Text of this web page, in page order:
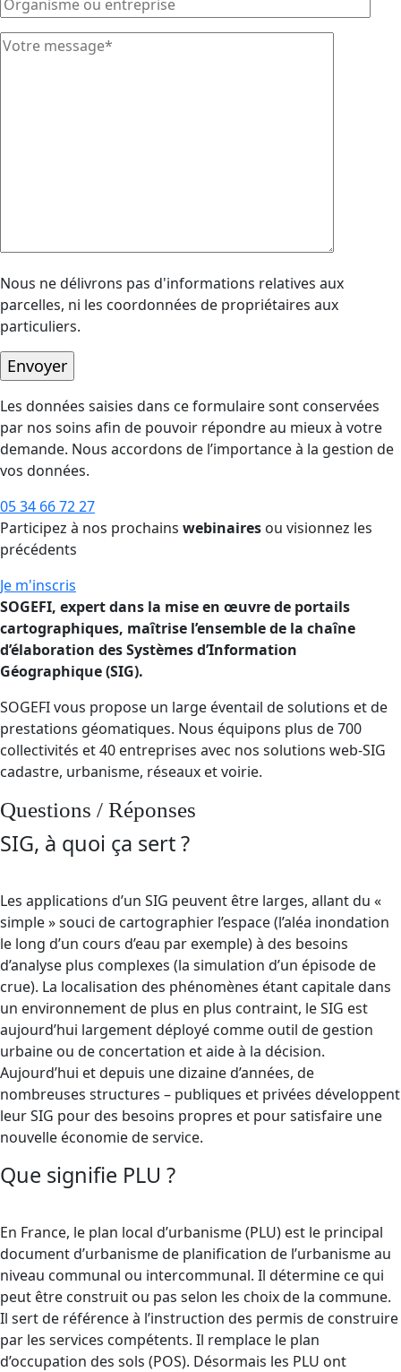
Nous ne délivrons pas d'informations relatives aux
parcelles, ni les coordonnées de propriétaires aux
particuliers.
Les données saisies dans ce formulaire sont conservées
par nos soins afin de pouvoir répondre au mieux à votre
demande. Nous accordons de l’importance à la gestion de
vos données.
05 34 66 72 27
Participez à nos prochains webinaires ou visionnez les
précédents
Je m'inscris
SOGEFI, expert dans la mise en œuvre de portails
cartographiques, maîtrise l’ensemble de la chaîne
d’élaboration des Systèmes d’Information
Géographique (SIG).
SOGEFI vous propose un large éventail de solutions et de
prestations géomatiques. Nous équipons plus de 700
collectivités et 40 entreprises avec nos solutions web-SIG
cadastre, urbanisme, réseaux et voirie.
Questions / Réponses
SIG, à quoi ça sert ?
Les applications d’un SIG peuvent être larges, allant du «
simple » souci de cartographier l’espace (l’aléa inondation
le long d’un cours d’eau par exemple) à des besoins
d’analyse plus complexes (la simulation d’un épisode de
crue). La localisation des phénomènes étant capitale dans
un environnement de plus en plus contraint, le SIG est
aujourd’hui largement déployé comme outil de gestion
urbaine ou de concertation et aide à la décision.
Aujourd’hui et depuis une dizaine d’années, de
nombreuses structures – publiques et privées développent
leur SIG pour des besoins propres et pour satisfaire une
nouvelle économie de service.
Que signifie PLU ?
En France, le plan local d’urbanisme (PLU) est le principal
document d’urbanisme de planification de l’urbanisme au
niveau communal ou intercommunal. Il détermine ce qui
peut être construit ou pas selon les choix de la commune.
Il sert de référence à l’instruction des permis de construire
par les services compétents. Il remplace le plan
d’occupation des sols (POS). Désormais les PLU ont